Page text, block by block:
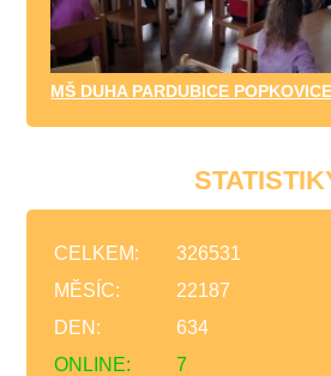
MŠ DUHA PARDUBICE
ONLINE: 7
CELKEM:
326531
MĚSÍC:
22187
DEN:
634